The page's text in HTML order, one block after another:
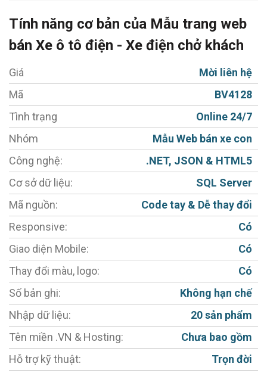
những tính năng mà xe đó cung cấp, so sánh đánh
giá của những người đã dùng loại xe đó trên các
cộng đồng. Hơn nữa, họ cũng tìm hiểu những dịch vụ
cộng thêm như bảo hiểm, bảo trì mà phía showroom
ô tô cung cấp. Tất cả những điều này họ đều tìm
hiểu trên internet, sau đó mới tới tận nơi để được tư
vấn và ra quyết định.
Khach hàng tìm thông tin trên mạng internet thì còn
gì tuyệt với hơn khi bạn có một website giới thiệu xe
ô tô chạy điện để cung cấp hình ảnh, cập nhật thông
tin sản phẩm, tư vấn về giá thành và các chế độ hậu
mãi đến với người dùng.
BẮC VIỆTgiới thiệu giải pháp kinh doanh xe chở
khách chạy điện với gói Thiết kế website chuẩn SEO
giá rẻ phù hợp với mọi yêu cầu của Quý khách hàng.
Website bán ô tô với hình ảnh sắc nét, chi tiết và xuất
hiện đúng lúc khi người dùng tìm kiếm thì thương
hiệu của bạn sẽ được nhiều người biết đến, cơ hội
Tính năng cơ bản của Mẫu trang web
bán Xe ô tô điện - Xe điện chở khách
Giá
Mời liên hệ
Mã
BV4128
Tình trạng
Online 24/7
Nhóm
Mẫu Web bán xe con
Công nghệ:
.NET, JSON & HTML5
Cơ sở dữ liệu:
SQL Server
Mã nguồn:
Code tay & Dễ thay đổi
Responsive:
Có
Giao diện Mobile:
Có
Thay đổi màu, logo:
Có
Số bản ghi:
Không hạn chế
Nhập dữ liệu:
20 sản phẩm
Tên miền .VN & Hosting:
Chưa bao gồm
Hỗ trợ kỹ thuật:
Trọn đời